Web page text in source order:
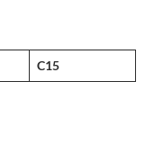
C15